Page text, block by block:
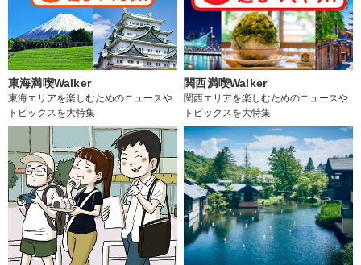
東海満喫Walker
東海エリアを楽しむためのニュースや
トピックスを大特集
関西満喫Walker
関西エリアを楽しむためのニュースや
トピックスを大特集